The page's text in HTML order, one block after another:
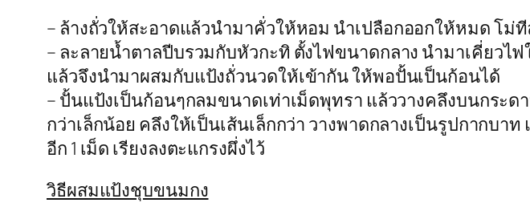
– ล้างถั่วให้สะอาดแล้วนำมาคั่วให้หอม นำเปลือกออกให้หมด โม่
– ละลายน้ำตาลปีบรวมกับหัวกะทิ ตั้งไฟขนาดกลาง นำมาเคี่ยว
แล้วจึงนำมาผสมกับแป้งถั่วนวดให้เข้ากัน ให้พอปั้นเป็นก้อนได้
– ปั้นแป้งเป็นก้อนๆกลมขนาดเท่าเม็ดพุทรา แล้ววางคลึงบนกระ
กว่าเล็กน้อย คลึงให้เป็นเส้นเล็กกว่า วางพาดกลางเป็นรูปกากบ
อีก 1 เม็ด เรียงลงตะแกรงผึ่งไว้
วิธีผสมแป้งชุบขนมกง